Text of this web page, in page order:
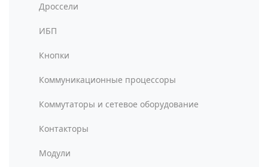
Дроссели
ИБП
Кнопки
Коммуникационные процессоры
Коммутаторы и сетевое оборудование
Контакторы
Модули